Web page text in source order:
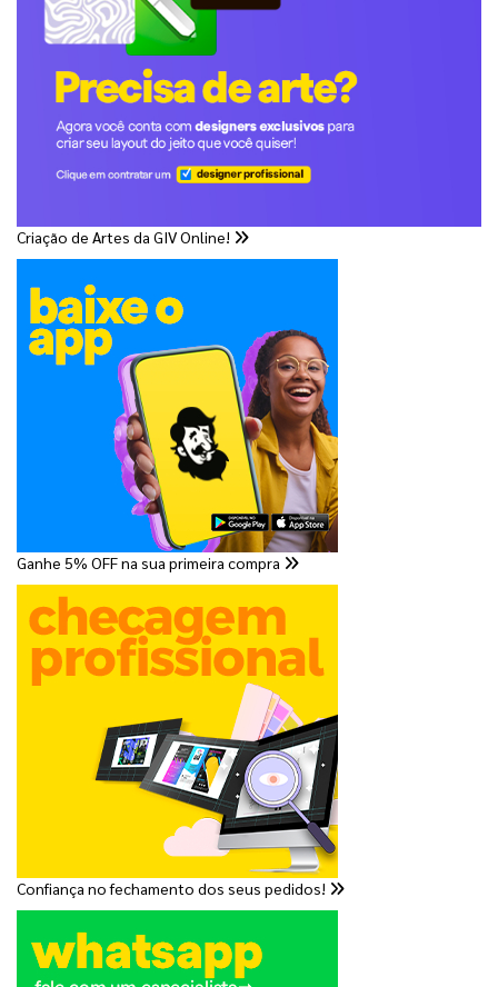
Criação de Artes da GIV Online!
Ganhe 5% OFF na sua primeira compra
Confiança no fechamento dos seus pedidos!